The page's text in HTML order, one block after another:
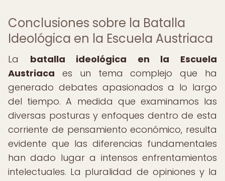
Conclusiones sobre la Batalla
Ideológica en la Escuela Austriaca
La batalla ideológica en la Escuela
Austriaca es un tema complejo que ha
generado debates apasionados a lo largo
del tiempo. A medida que examinamos las
diversas posturas y enfoques dentro de esta
corriente de pensamiento económico, resulta
evidente que las diferencias fundamentales
han dado lugar a intensos enfrentamientos
intelectuales. La pluralidad de opiniones y la